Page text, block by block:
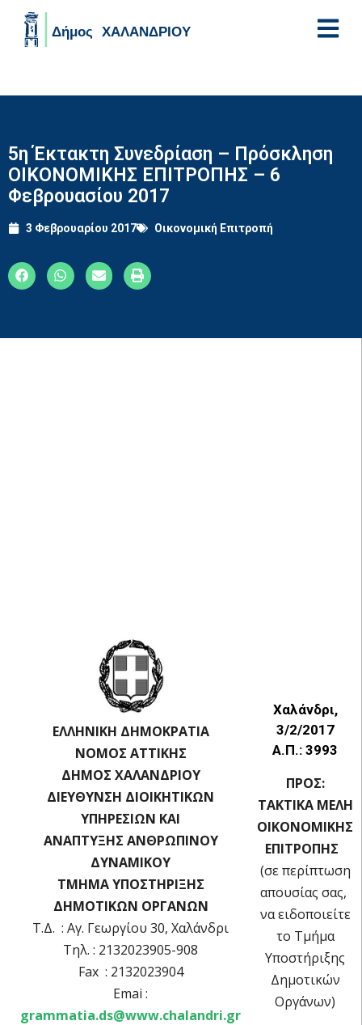
5η Έκτακτη Συνεδρίαση – Πρόσκληση
ΟΙΚΟΝΟΜΙΚΗΣ ΕΠΙΤΡΟΠΗΣ – 6
Φεβρουασίου 2017
3 Φεβρουαρίου 2017 Οικονομική Επιτροπή
ΕΛΛΗΝΙΚΗ ΔΗΜΟΚΡΑΤΙΑ
ΝΟΜΟΣ ΑΤΤΙΚΗΣ
ΔΗΜΟΣ ΧΑΛΑΝΔΡΙΟΥ
ΔΙΕΥΘΥΝΣΗ ΔΙΟΙΚΗΤΙΚΩΝ
ΥΠΗΡΕΣΙΩΝ ΚΑΙ
ΑΝΑΠΤΥΞΗΣ ΑΝΘΡΩΠΙΝΟΥ
ΔΥΝΑΜΙΚΟΥ
ΤΜΗΜΑ ΥΠΟΣΤΗΡΙΞΗΣ
ΔΗΜΟΤΙΚΩΝ ΟΡΓΑΝΩΝ
Τ.Δ. : Αγ. Γεωργίου 30, Χαλάνδρι
Τηλ. : 2132023905-908
Fax : 2132023904
Emai :
grammatia.ds@www.chalandri.gr
Χαλάνδρι,
3/2/2017
Α.Π.: 3993
ΠΡΟΣ:
ΤΑΚΤΙΚΑ ΜΕΛΗ
OIKOΝΟΜΙΚΗΣ
ΕΠΙΤΡΟΠΗΣ
(σε περίπτωση
απουσίας σας,
να ειδοποιείτε
το Τμήμα
Υποστήριξης
Δημοτικών
Οργάνων)